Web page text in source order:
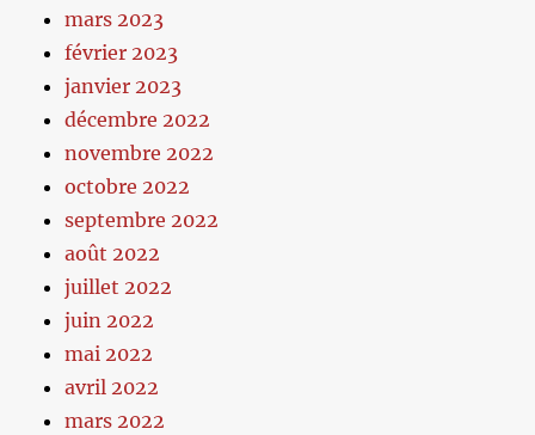
mars 2023
février 2023
janvier 2023
décembre 2022
novembre 2022
octobre 2022
septembre 2022
août 2022
juillet 2022
juin 2022
mai 2022
avril 2022
mars 2022